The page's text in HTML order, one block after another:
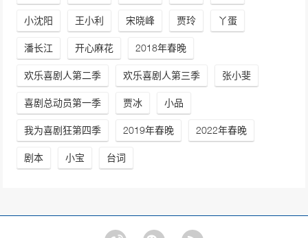
小沈阳 王小利 宋晓峰 贾玲 丫蛋
潘长江 开心麻花 2018年春晚
欢乐喜剧人第二季 欢乐喜剧人第三季 张小斐
喜剧总动员第一季 贾冰 小品
我为喜剧狂第四季 2019年春晚 2022年春晚
剧本 小宝 台词